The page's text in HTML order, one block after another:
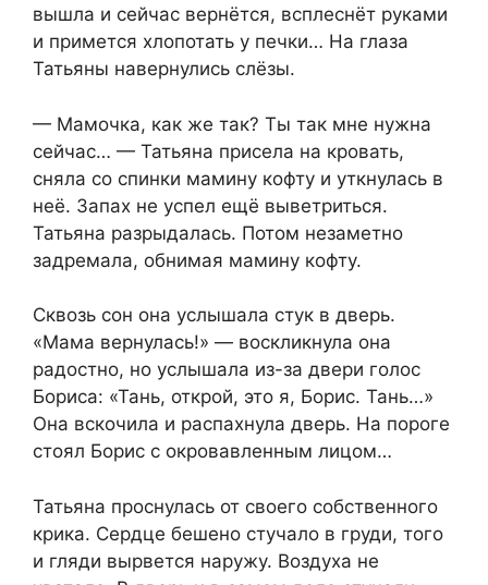
вышла и сейчас вернётся, всплеснёт руками
и примется хлопотать у печки… На глаза
Татьяны навернулись слёзы.
— Мамочка, как же так? Ты так мне нужна
сейчас… — Татьяна присела на кровать,
сняла со спинки мамину кофту и уткнулась в
неё. Запах не успел ещё выветриться.
Татьяна разрыдалась. Потом незаметно
задремала, обнимая мамину кофту.
Сквозь сон она услышала стук в дверь.
«Мама вернулась!» — воскликнула она
радостно, но услышала из-за двери голос
Бориса: «Тань, открой, это я, Борис. Тань…»
Она вскочила и распахнула дверь. На пороге
стоял Борис с окровавленным лицом…
Татьяна проснулась от своего собственного
крика. Сердце бешено стучало в груди, того
и гляди вырвется наружу. Воздуха не